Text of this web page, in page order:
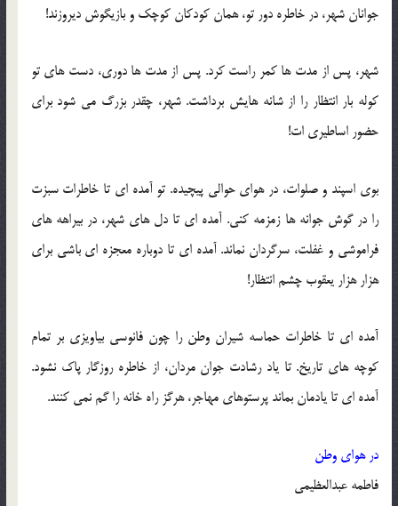
جوانان شهر، در خاطره دور تو، همان کودکان کوچک و بازیگوش دیروزند!
شهر، پس از مدت ها کمر راست کرد. پس از مدت ها دوری، دست های تو
کوله بار انتظار را از شانه هایش برداشت. شهر، چقدر بزرگ می شود برای
حضور اساطیری ات!
بوی اسپند و صلوات، در هوای حوالی پیچیده. تو آمده ای تا خاطرات سبزت
را در گوش جوانه ها زمزمه کنی. آمده ای تا دل های شهر، در بیراهه های
فراموشی و غفلت، سرگردان نماند. آمده ای تا دوباره معجزه ای باشی برای
هزار هزار یعقوب چشم انتظار!
آمده ای تا خاطرات حماسه شیران وطن را چون فانوسی بیاویزی بر تمام
کوچه های تاریخ. تا یاد رشادت جوان مردان، از خاطره روزگار پاک نشود.
آمده ای تا یادمان بماند پرستوهای مهاجر، هرگز راه خانه را گم نمی کنند.
در هوای وطن
فاطمه عبدالعظیمی